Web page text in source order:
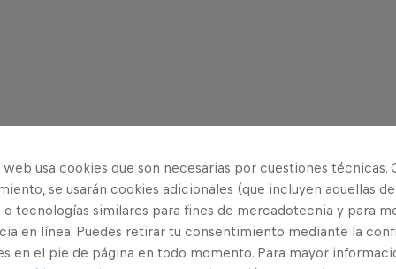
web usa cookies que son necesarias por cuestiones técnicas.
se usarán cookies adicionales (que incluyen aquellas de
tecnologías similares para fines de mercadotecnia y para
en línea. Puedes retirar tu consentimiento mediante la
en el pie de página en todo momento. Para mayor